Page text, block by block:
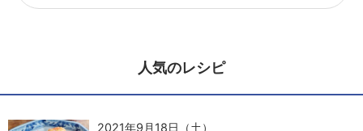
人気のレシピ
2021年9月18日（土）